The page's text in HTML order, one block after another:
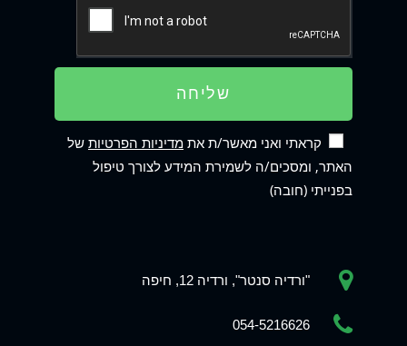
שליחה
קראתי ואני מאשר/ת את מדיניות הפרטיות של
האתר, ומסכים/ה לשמירת המידע לצורך טיפול
בפנייתי (חובה)
"ורדיה סנטר", ורדיה 12, חיפה
054-5216626